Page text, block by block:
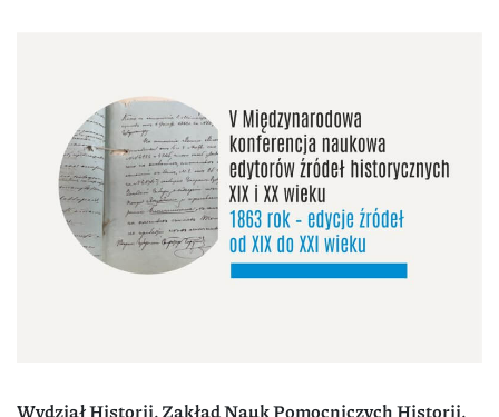
Wydział Historii, Zakład Nauk Pomocniczych Historii,